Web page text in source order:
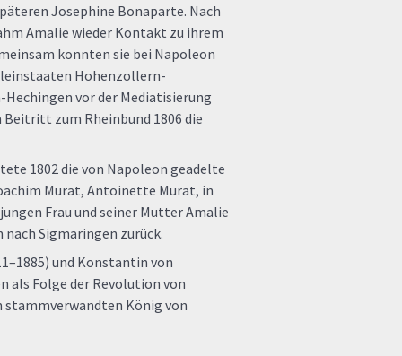
Josephine Bonaparte. Nach
Amalie wieder Kontakt zu ihrem
konnten sie bei Napoleon
Hohenzollern-
vor der Mediatisierung
zum Rheinbund 1806 die
1802 die von Napoleon geadelte
Murat, Antoinette Murat, in
Frau und seiner Mutter Amalie
Sigmaringen zurück.
und Konstantin von
Folge der Revolution von
stammverwandten König von